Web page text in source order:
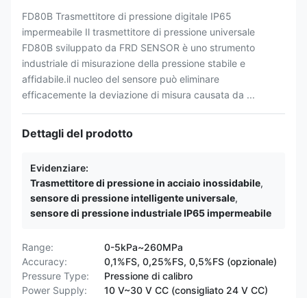
FD80B Trasmettitore di pressione digitale IP65
impermeabile Il trasmettitore di pressione universale
FD80B sviluppato da FRD SENSOR è uno strumento
industriale di misurazione della pressione stabile e
affidabile.il nucleo del sensore può eliminare
efficacemente la deviazione di misura causata da ...
Dettagli del prodotto
Evidenziare:
Trasmettitore di pressione in acciaio inossidabile,
sensore di pressione intelligente universale,
sensore di pressione industriale IP65 impermeabile
Range:
0-5kPa~260MPa
Accuracy:
0,1%FS, 0,25%FS, 0,5%FS (opzionale)
Pressure Type:
Pressione di calibro
Power Supply:
10 V~30 V CC (consigliato 24 V CC)